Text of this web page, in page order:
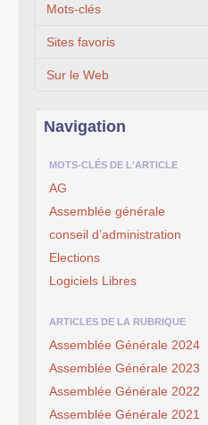
Mots-clés
Sites favoris
Sur le Web
Navigation
MOTS-CLÉS DE L'ARTICLE
AG
Assemblée générale
conseil d’administration
Elections
Logiciels Libres
ARTICLES DE LA RUBRIQUE
Assemblée Générale 2024
Assemblée Générale 2023
Assemblée Générale 2022
Assemblée Générale 2021